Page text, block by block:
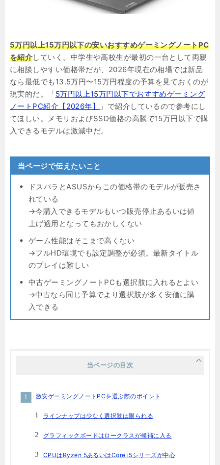
5万円以上15万円以下の安いおすすめゲーミングノートPC
を紹介していく。中学生や高校生が最初の一台として両親
に相談しやすい価格帯だが、2026年現在の相場では新品
なら最低でも13.5万円〜15万円程度の予算を見ておくのが
現実的だ。「5万円以上15万円以下でおすすめゲーミング
ノートPC紹介【2026年】
」で紹介しているので参考にし
てほしい。メモリおよびSSD価格の高騰で15万円以下で購
入できるモデルは激減中だ。
当ページで伝えたいこと
ドスパラとASUSからこの価格帯のモデルが販売さ
れている
→今購入できるモデルもいつ販売停止あるいは値
上げ適用となってもおかしくない
ゲーム性能はそこまで高くない
→フルHD環境でも設定調整が必須。最新タイトル
のプレイは難しい
中古ゲーミングノートPCも選択肢に入れるとよい
→中古なら同じ予算でより選択肢が多く安価に購
入できる
当ページの目次
激安ゲーミングノートPCを選ぶ際のポイント
ラインナップは少なく選択肢は限られる
グラフィックボードはロークラスが候補に入る
CPUはRyzen 5あるいはCore i5シリーズが中心